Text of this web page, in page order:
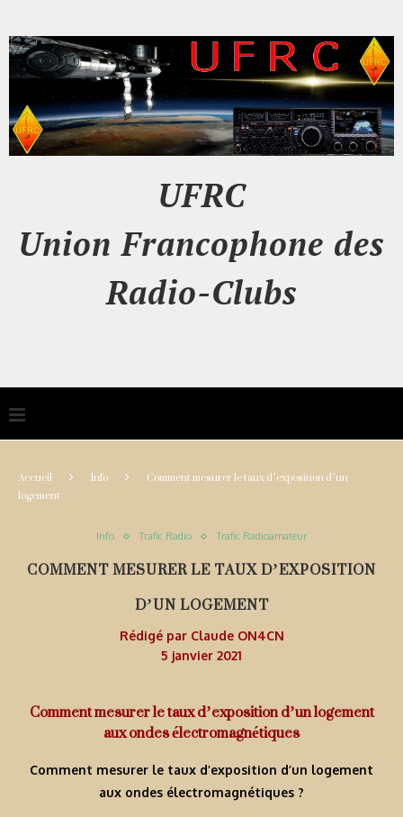
UFRC
Union Francophone des
Radio-Clubs
Accueil Info Comment mesurer le taux d’exposition d’un
logement
Info Trafic Radio Trafic Radioamateur
COMMENT MESURER LE TAUX D’EXPOSITION
D’UN LOGEMENT
Rédigé par Claude ON4CN
5 janvier 2021
Comment mesurer le taux d’exposition d’un logement
aux ondes électromagnétiques
Comment mesurer le taux d’exposition d’un logement
aux ondes électromagnétiques ?